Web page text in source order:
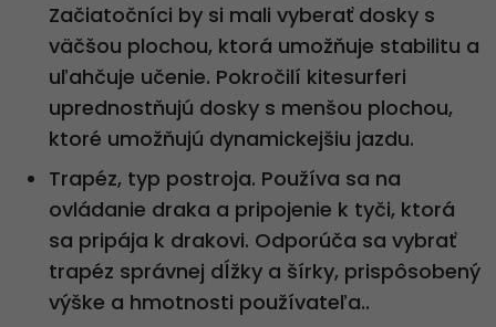
Začiatočníci by si mali vyberať dosky s
väčšou plochou, ktorá umožňuje stabilitu a
uľahčuje učenie. Pokročilí kitesurferi
uprednostňujú dosky s menšou plochou,
ktoré umožňujú dynamickejšiu jazdu.
Trapéz, typ postroja. Používa sa na
ovládanie draka a pripojenie k tyči, ktorá
sa pripája k drakovi. Odporúča sa vybrať
trapéz správnej dĺžky a šírky, prispôsobený
výške a hmotnosti používateľa..